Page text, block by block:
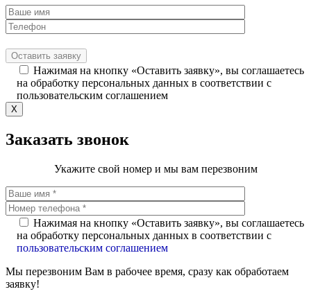
Нажимая на кнопку «Оставить заявку», вы соглашаетесь
на обработку персональных данных в соответствии с
пользовательским соглашением
X
Заказать звонок
Укажите свой номер и мы вам перезвоним
Нажимая на кнопку «Оставить заявку», вы соглашаетесь
на обработку персональных данных в соответствии с
пользовательским соглашением
Мы перезвоним Вам в рабочее время, сразу как обработаем
заявку!